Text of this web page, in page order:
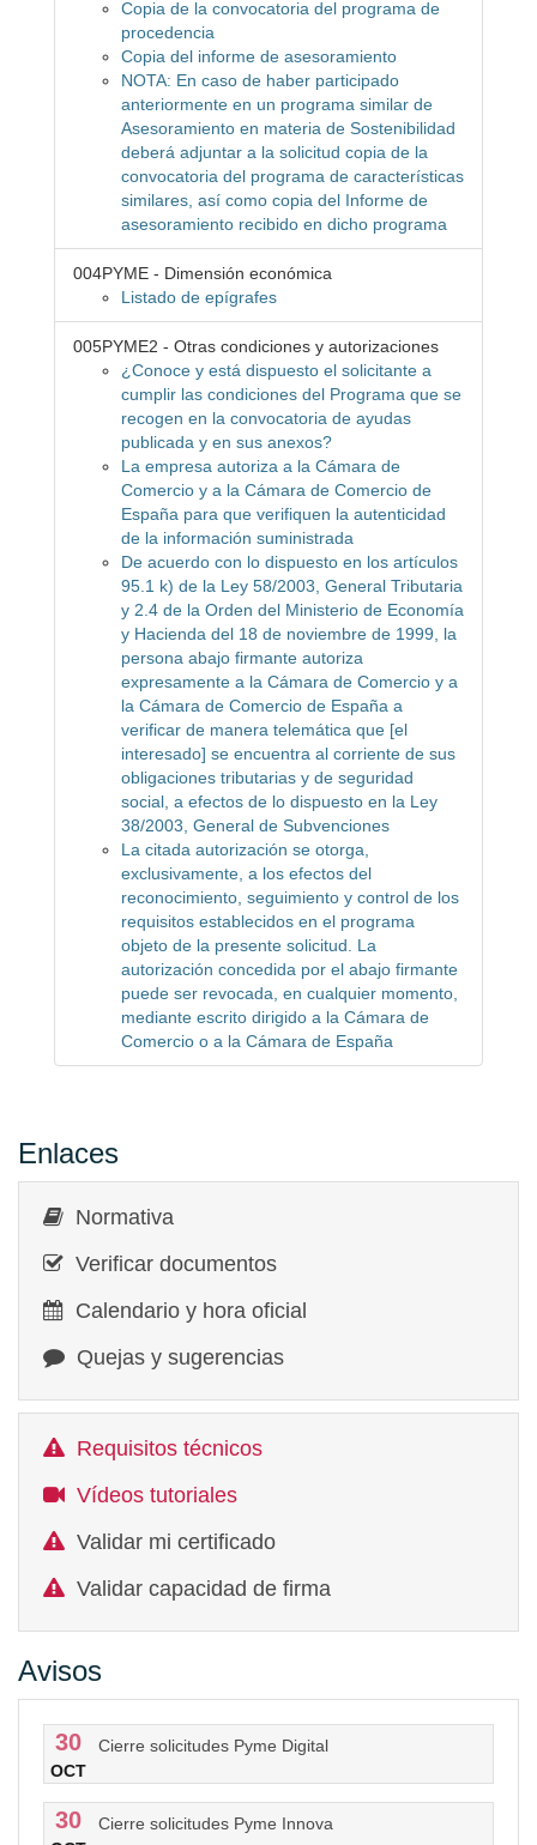
Copia de la convocatoria del programa de
procedencia
Copia del informe de asesoramiento
NOTA: En caso de haber participado
anteriormente en un programa similar de
Asesoramiento en materia de Sostenibilidad
deberá adjuntar a la solicitud copia de la
convocatoria del programa de características
similares, así como copia del Informe de
asesoramiento recibido en dicho programa
004PYME - Dimensión económica
Listado de epígrafes
005PYME2 - Otras condiciones y autorizaciones
¿Conoce y está dispuesto el solicitante a
cumplir las condiciones del Programa que se
recogen en la convocatoria de ayudas
publicada y en sus anexos?
La empresa autoriza a la Cámara de
Comercio y a la Cámara de Comercio de
España para que verifiquen la autenticidad
de la información suministrada
De acuerdo con lo dispuesto en los artículos
95.1 k) de la Ley 58/2003, General Tributaria
y 2.4 de la Orden del Ministerio de Economía
y Hacienda del 18 de noviembre de 1999, la
persona abajo firmante autoriza
expresamente a la Cámara de Comercio y a
la Cámara de Comercio de España a
verificar de manera telemática que [el
interesado] se encuentra al corriente de sus
obligaciones tributarias y de seguridad
social, a efectos de lo dispuesto en la Ley
38/2003, General de Subvenciones
La citada autorización se otorga,
exclusivamente, a los efectos del
reconocimiento, seguimiento y control de los
requisitos establecidos en el programa
objeto de la presente solicitud. La
autorización concedida por el abajo firmante
puede ser revocada, en cualquier momento,
mediante escrito dirigido a la Cámara de
Comercio o a la Cámara de España
Enlaces
Normativa
Verificar documentos
Calendario y hora oficial
Quejas y sugerencias
Requisitos técnicos
Vídeos tutoriales
Validar mi certificado
Validar capacidad de firma
Avisos
30
OCT
Cierre solicitudes Pyme Digital
30 Cierre solicitudes Pyme Innova